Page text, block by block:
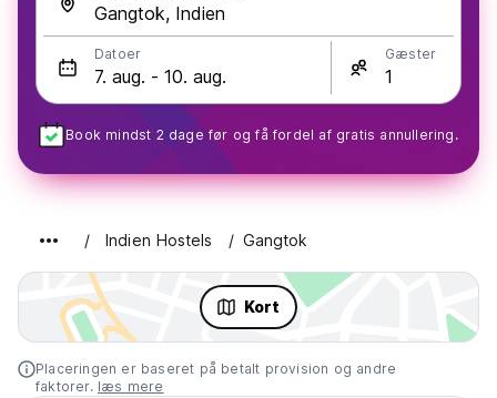
Datoer Gæster
Book mindst 2 dage før og få fordel af gratis annullering.
Indien Hostels Gangtok
Kort
Placeringen er baseret på betalt provision og andre
faktorer. læs mere